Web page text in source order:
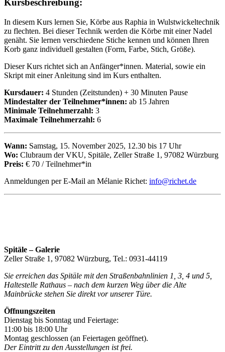
Kursbeschreibung:
In diesem Kurs lernen Sie, Körbe aus Raphia in Wulstwickeltechnik
zu flechten. Bei dieser Technik werden die Körbe mit einer Nadel
genäht. Sie lernen verschiedene Stiche kennen und können Ihren
Korb ganz individuell gestalten (Form, Farbe, Stich, Größe).
Dieser Kurs richtet sich an Anfänger*innen. Material, sowie ein
Skript mit einer Anleitung sind im Kurs enthalten.
Kursdauer: 4 Stunden (Zeitstunden) + 30 Minuten Pause
Mindestalter der Teilnehmer*innen: ab 15 Jahren
Minimale Teilnehmerzahl: 3
Maximale Teilnehmerzahl: 6
Wann: Samstag, 15. November 2025, 12.30 bis 17 Uhr
Wo: Clubraum der VKU, Spitäle, Zeller Straße 1, 97082 Würzburg
Preis: € 70 / Teilnehmer*in
Anmeldungen per E-Mail an Mélanie Richet: info@richet.de
Spitäle – Galerie
Zeller Straße 1, 97082 Würzburg, Tel.: 0931-44119
Sie erreichen das Spitäle mit den Straßenbahnlinien 1, 3, 4 und 5,
Haltestelle Rathaus – nach dem kurzen Weg über die Alte
Mainbrücke stehen Sie direkt vor unserer Türe.
Öffnungszeiten
Dienstag bis Sonntag und Feiertage:
11:00 bis 18:00 Uhr
Montag geschlossen (an Feiertagen geöffnet).
Der Eintritt zu den Ausstellungen ist frei.